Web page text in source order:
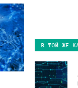
В ТОЙ ЖЕ